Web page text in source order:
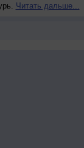
Читать дальше...